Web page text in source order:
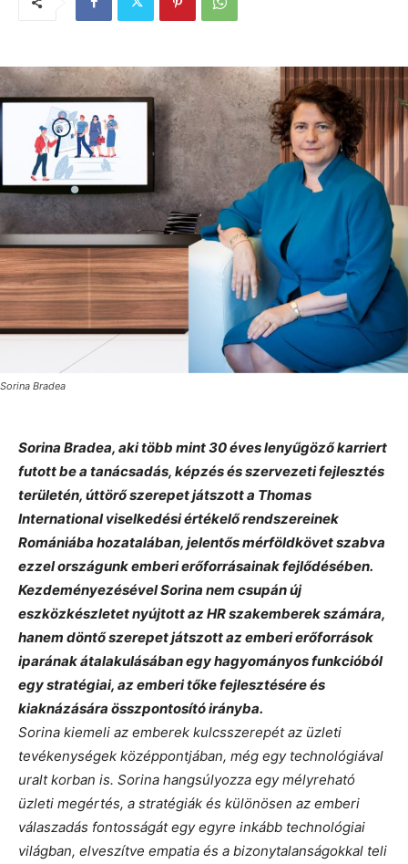
Sorina Bradea
Sorina Bradea, aki több mint 30 éves lenyűgöző karriert
futott be a tanácsadás, képzés és szervezeti fejlesztés
területén, úttörő szerepet játszott a Thomas
International viselkedési értékelő rendszereinek
Romániába hozatalában, jelentős mérföldkövet szabva
ezzel országunk emberi erőforrásainak fejlődésében.
Kezdeményezésével Sorina nem csupán új
eszközkészletet nyújtott az HR szakemberek számára,
hanem döntő szerepet játszott az emberi erőforrások
iparának átalakulásában egy hagyományos funkcióból
egy stratégiai, az emberi tőke fejlesztésére és
kiaknázására összpontosító irányba.
Sorina kiemeli az emberek kulcsszerepét az üzleti
tevékenységek középpontjában, még egy technológiával
uralt korban is. Sorina hangsúlyozza egy mélyreható
üzleti megértés, a stratégiák és különösen az emberi
válaszadás fontosságát egy egyre inkább technológiai
világban, elveszítve empatia és a bizonytalanságokkal teli